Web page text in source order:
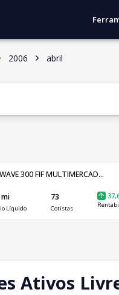
2006 abril
300 FIF MULTIMERCAD...
mi
Líquido
73
Cotistas
Ativos